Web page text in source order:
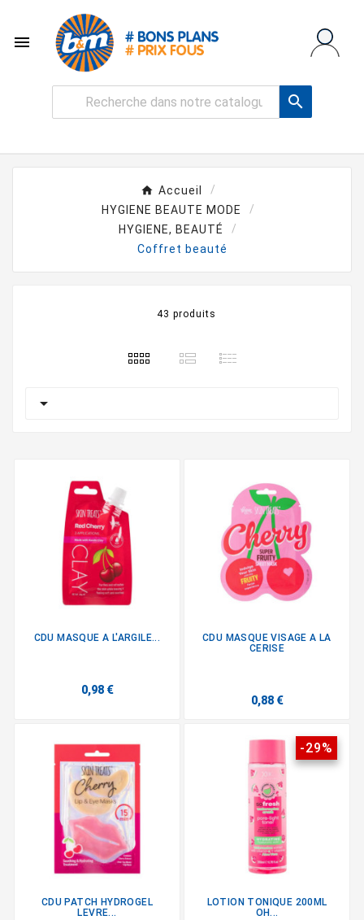


Accueil
HYGIENE BEAUTE MODE
HYGIENE, BEAUTÉ
Coffret beauté
43 produits

CDU MASQUE A L'ARGILE...
0,98 €
CDU MASQUE VISAGE A LA
CERISE
0,88 €
CDU PATCH HYDROGEL
LEVRE...
-29%
LOTION TONIQUE 200ML
OH...